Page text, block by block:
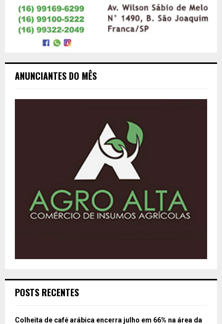
ANUNCIANTES DO MÊS
POSTS RECENTES
Colheita de café arábica encerra julho em 66% na área da